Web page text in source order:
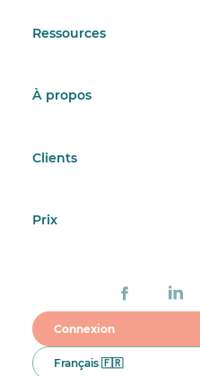
Ressources
À propos
Clients
Prix
Connexion
Français 🇫🇷